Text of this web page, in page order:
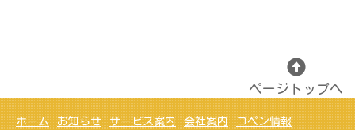
ページトップへ
ホーム お知らせ サービス案内 会社案内 コペン情報